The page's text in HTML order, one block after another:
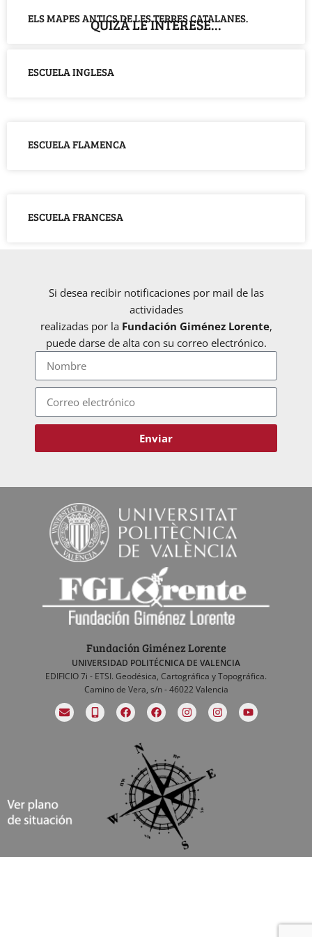
ELS MAPES ANTICS DE LES TERRES CATALANES.
QUIZÁ LE INTERESE...
ESCUELA INGLESA
ESCUELA FLAMENCA
ESCUELA FRANCESA
Si desea recibir notificaciones por mail de las
actividades
realizadas por la Fundación Giménez Lorente,
puede darse de alta con su correo electrónico.
Enviar
Fundación Giménez Lorente
UNIVERSIDAD POLITÉCNICA DE VALENCIA
EDIFICIO 7i - ETSI. Geodésica, Cartográfica y Topográfica.
Camino de Vera, s/n - 46022 Valencia